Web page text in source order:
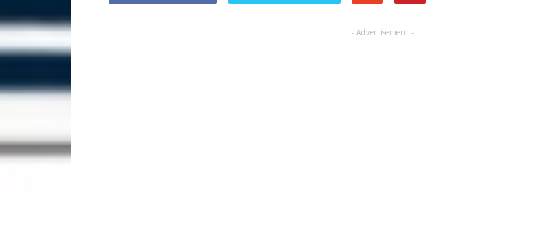
- Advertisement -